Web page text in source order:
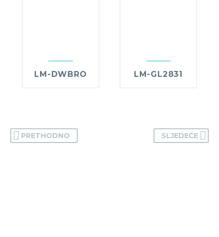
LM-DWBRO LM-GL2831
PRETHODNO SLJEDEĆE